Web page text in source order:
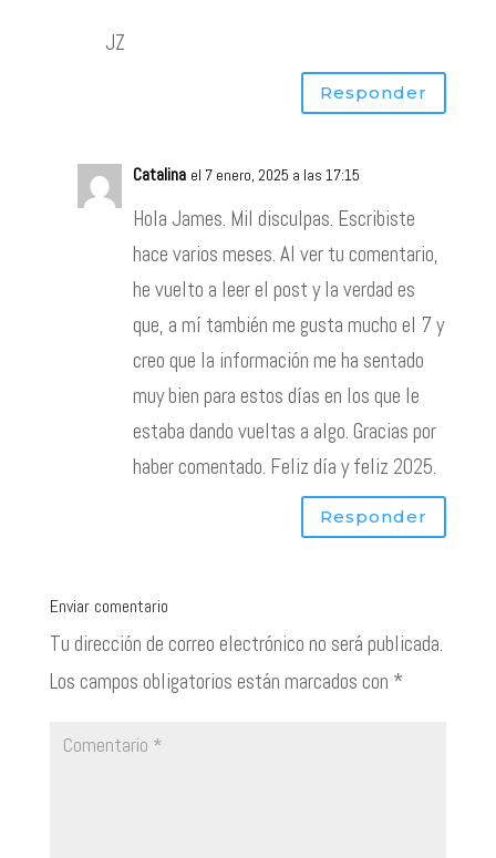
JZ
Responder
Catalina el 7 enero, 2025 a las 17:15
Hola James. Mil disculpas. Escribiste
hace varios meses. Al ver tu comentario,
he vuelto a leer el post y la verdad es
que, a mí también me gusta mucho el 7 y
creo que la información me ha sentado
muy bien para estos días en los que le
estaba dando vueltas a algo. Gracias por
haber comentado. Feliz día y feliz 2025.
Responder
Enviar comentario
Tu dirección de correo electrónico no será publicada.
Los campos obligatorios están marcados con *